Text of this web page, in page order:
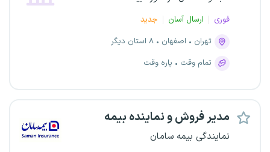
فوری ارسال آسان
جدید
تهران
اصفهان
۸ استان دیگر
تمام وقت
پاره وقت
مدیر فروش و نماینده بیمه
نمایندگی بیمه سامان